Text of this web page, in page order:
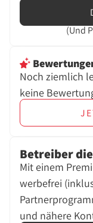
(Und
Noch ziemlich
keine
Betreiber
Mit einem
werbefrei
und nähere